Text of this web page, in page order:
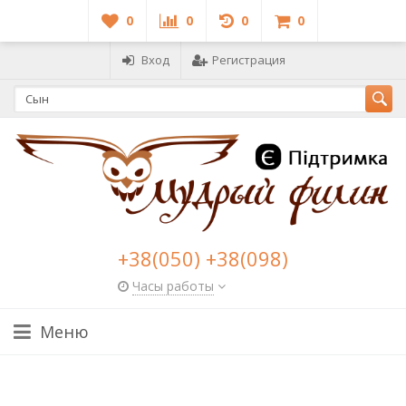
0 0 0 0
Вход Регистрация
+38(050) +38(098)
Часы работы
Меню